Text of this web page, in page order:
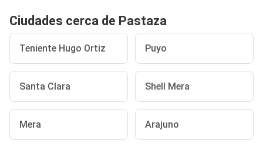
Ciudades cerca de Pastaza
Teniente Hugo Ortiz Puyo
Santa Clara Shell Mera
Mera Arajuno